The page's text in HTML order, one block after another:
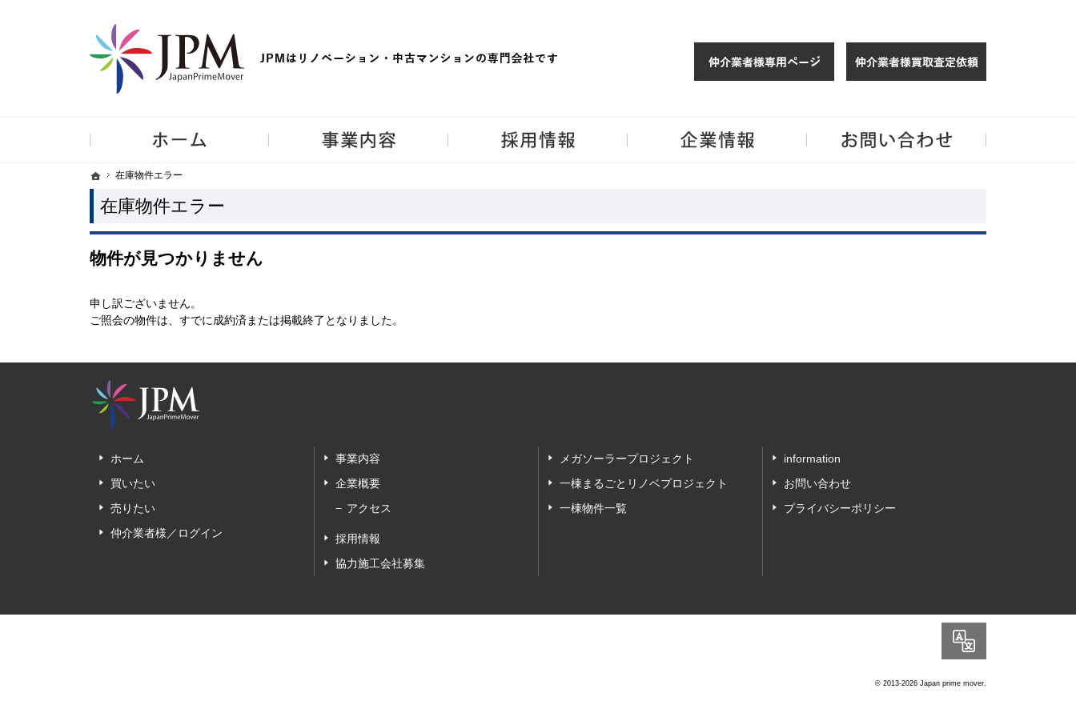
ホーム
在庫物件エラー
在庫物件エラー
物件が見つかりません
申し訳ございません。
ご照会の物件は、すでに成約済または掲載終了となりました。
ホーム
買いたい
売りたい
仲介業者様／ログイン
事業内容
企業概要
アクセス
採用情報
協力施工会社募集
メガソーラープロジェクト
一棟まるごとリノベプロジェクト
一棟物件一覧
information
お問い合わせ
プライバシーポリシー
ホーム
在庫物件エラー
© 2013-2026 Japan prime mover.